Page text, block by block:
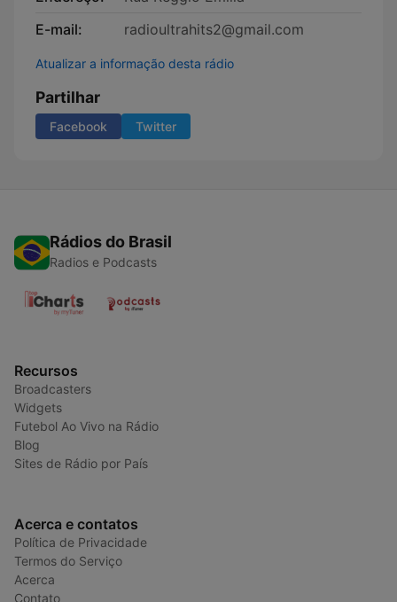
E-mail:
radioultrahits2@gmail.com
Atualizar a informação desta rádio
Partilhar
Facebook Twitter
Rádios do Brasil
Radios e Podcasts
Recursos
Broadcasters
Widgets
Futebol Ao Vivo na Rádio
Blog
Sites de Rádio por País
Acerca e contatos
Política de Privacidade
Termos do Serviço
Acerca
Contato